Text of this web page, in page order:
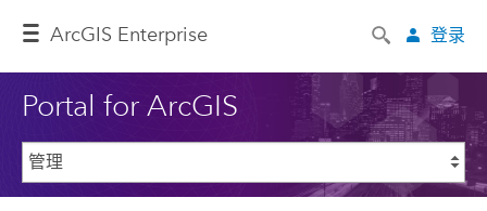
ArcGIS Enterprise 登录
Portal for ArcGIS